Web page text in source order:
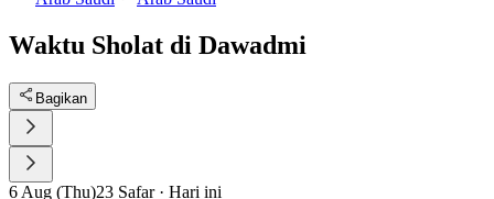
Waktu Sholat di Dawadmi
Bagikan
6 Aug (Thu)23 Safar· Hari ini